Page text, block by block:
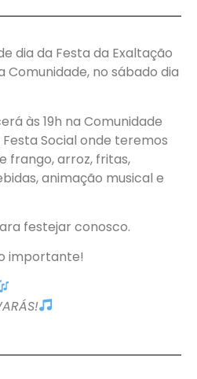
dia da Festa da Exaltação
Comunidade, no sábado dia
às 19h na Comunidade
Social onde teremos
frango, arroz, fritas,
animação musical e
festejar conosco.
importante!